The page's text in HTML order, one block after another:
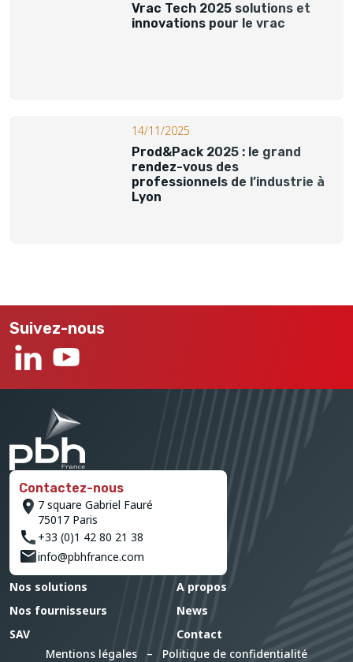
Vrac Tech 2025 solutions et
innovations pour le vrac
14/11/2025
Prod&Pack 2025 : le grand
rendez-vous des
professionnels de l’industrie à
Lyon
Suivez-nous
Contactez-nous
7 square Gabriel Fauré
75017 Paris
+33 (0)1 42 80 21 38
info@pbhfrance.com
Nos solutions
Nos fournisseurs
SAV
A propos
News
Contact
Mentions légales – Politique de confidentialité